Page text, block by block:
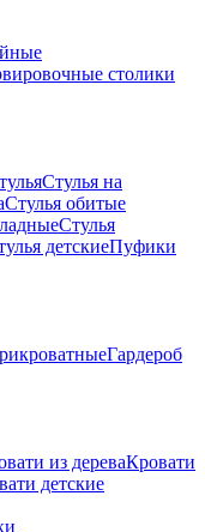
столики
Стулья на
Стулья обитые
Стулья
детскиеПуфики
Гардероб
из дереваКровати
детские